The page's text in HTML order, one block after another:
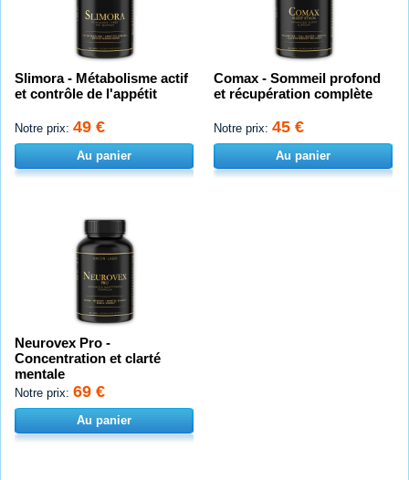
Slimora - Métabolisme actif
et contrôle de l'appétit
Notre prix: 49 €
Au panier
Comax - Sommeil profond
et récupération complète
Notre prix: 45 €
Au panier
Neurovex Pro -
Concentration et clarté
mentale
Notre prix: 69 €
Au panier